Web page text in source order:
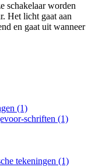
schakelaar worden
Het licht gaat aan
en gaat uit wanneer
(1)
schriften (1)
tekeningen (1)